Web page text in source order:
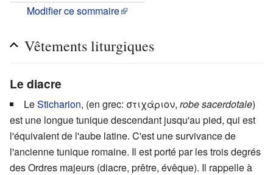
Modifier ce sommaire
Vêtements liturgiques
Le diacre
LeSticharion, (en grec: στιχάριον, robe sacerdotale)
est une longue tunique descendant jusqu'au pied, qui est
l'équivalent de l'aube latine. C'est une survivance de
l'ancienne tunique romaine. Il est porté par les trois degrés
des Ordres majeurs (diacre, prêtre, évêque). Il rappelle à